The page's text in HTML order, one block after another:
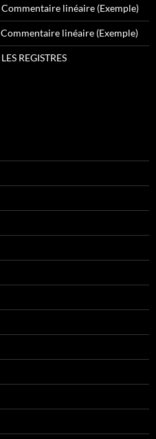
Commentaire linéaire (Exemple)
Commentaire linéaire (Exemple)
LES REGISTRES